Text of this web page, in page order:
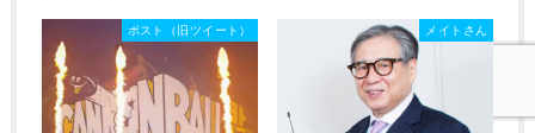
ポスト（旧ツイート） メイトさん